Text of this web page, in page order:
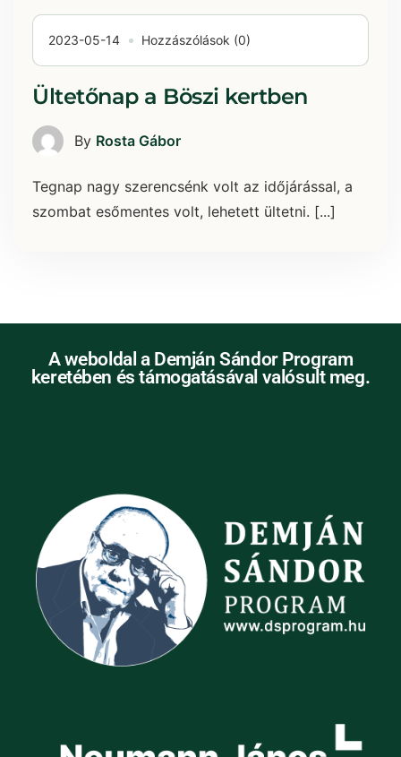
2023-05-14 Hozzászólások (0)
Ültetőnap a Böszi kertben
By Rosta Gábor
Tegnap nagy szerencsénk volt az időjárással, a
szombat esőmentes volt, lehetett ültetni. [...]
A weboldal a Demján Sándor Program
keretében és támogatásával valósult meg.